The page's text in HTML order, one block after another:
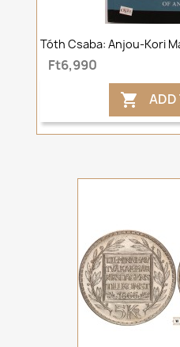
Tóth Csaba: Anjou-Kori
Ft6,990
 ADD